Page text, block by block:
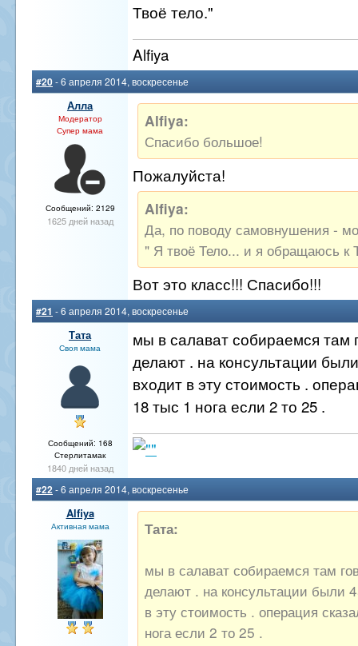
Твоё тело."
Alfiya
#20- 6 апреля 2014, воскресенье
Алла
Модератор
Супер мама
Сообщений: 2129
1625 дней назад
Alfiya:
Спасибо большое!
Пожалуйста!
Alfiya:
Да, по поводу самовнушения -
" Я твоё Тело... и я обращаюсь к
Вот это класс!!! Спасибо!!!
#21 - 6 апреля 2014, воскресенье
Тата
Своя мама
Сообщений: 168
Стерлитамак
1840 дней назад
мы в салават собираемся там
делают . на консультации
входит в эту стоимость .
18 тыс 1 нога если 2 то 25 .
#22- 6 апреля 2014, воскресенье
Alfiya
Активная мама Тата:
мы в салават собираемся там
делают . на консультации были
в эту стоимость . операция
нога если 2 то 25 .